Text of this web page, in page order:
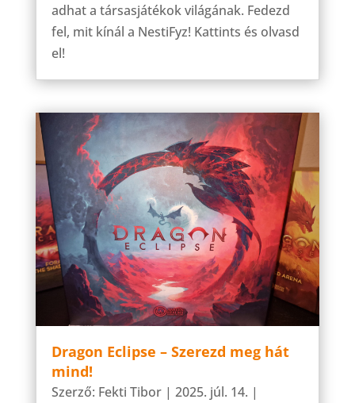
adhat a társasjátékok világának. Fedezd
fel, mit kínál a NestiFyz! Kattints és olvasd
el!
Dragon Eclipse – Szerezd meg hát
mind!
Szerző: Fekti Tibor| 2025. júl. 14. |